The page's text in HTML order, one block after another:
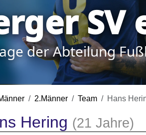
SV
der Abteilung
2.Männer Team Hans
Hering (21 Jahre)